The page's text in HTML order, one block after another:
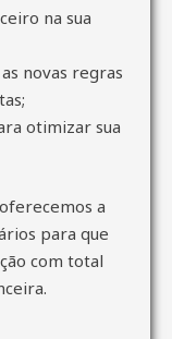
na sua
novas regras
otimizar sua
a
para que
com total